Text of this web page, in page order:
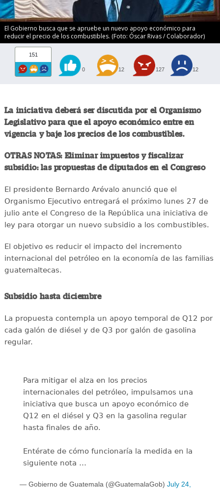
El Gobierno busca que se apruebe un nuevo apoyo económico para
reducir el precio de los combustibles. (Foto: Óscar Rivas / Colaborador)
151
0 12 127 12
La iniciativa deberá ser discutida por el Organismo
Legislativo para que el apoyo económico entre en
vigencia y baje los precios de los combustibles.
OTRAS NOTAS: Eliminar impuestos y fiscalizar
subsidio: las propuestas de diputados en el Congreso
El presidente Bernardo Arévalo anunció que el
Organismo Ejecutivo entregará el próximo lunes 27 de
julio ante el Congreso de la República una iniciativa de
ley para otorgar un nuevo subsidio a los combustibles.
El objetivo es reducir el impacto del incremento
internacional del petróleo en la economía de las familias
guatemaltecas.
Subsidio hasta diciembre
La propuesta contempla un apoyo temporal de Q12 por
cada galón de diésel y de Q3 por galón de gasolina
regular.
Para mitigar el alza en los precios
internacionales del petróleo, impulsamos una
iniciativa que busca un apoyo económico de
Q12 en el diésel y Q3 en la gasolina regular
hasta finales de año.
Entérate de cómo funcionaría la medida en la
siguiente nota …
— Gobierno de Guatemala (@GuatemalaGob) July 24,